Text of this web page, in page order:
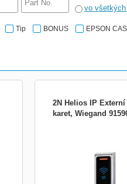
vo
Tip BONUS EPSON
2N Helios IP Externí
karet, Wiegand